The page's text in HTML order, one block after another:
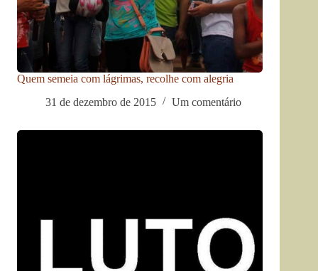
Quem semeia com lágrimas, recolhe com alegria
31 de dezembro de 2015
Um comentário